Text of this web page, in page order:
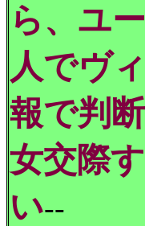
ら、ユ
人でヴ
報で判
女交際
い--